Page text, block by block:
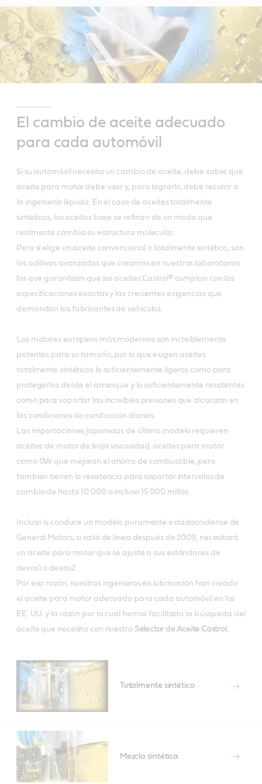
El cambio de aceite adecuado
para cada automóvil
Si su automóvil necesita un cambio de aceite, debe saber qué
aceite para motor debe usar y, para lograrlo, debe recurrir a
la ingeniería líquida. En el caso de aceites totalmente
sintéticos, los aceites base se refinan de un modo que
realmente cambia su estructura molecular.
Pero si elige un aceite convencional o totalmente sintético, son
los aditivos avanzados que creamos en nuestros laboratorios
los que garantizan que los aceites Castrol® cumplan con las
especificaciones exactas y las crecientes exigencias que
demandan los fabricantes de vehículos.
Los motores europeos más modernos son increíblemente
potentes para su tamaño, por lo que exigen aceites
totalmente sintéticos lo suficientemente ligeros como para
protegerlos desde el arranque y lo suficientemente resistentes
como para soportar las increíbles presiones que alcanzan en
las condiciones de conducción diarias.
Las importaciones japonesas de último modelo requieren
aceites de motor de baja viscosidad, aceites para motor
como 0W que mejoran el ahorro de combustible, pero
también tienen la resistencia para soportar intervalos de
cambio de hasta 10 000 o incluso 15 000 millas.
Incluso si conduce un modelo puramente estadounidense de
General Motors, si salió de línea después de 2009, necesitará
un aceite para motor que se ajuste a sus estándares de
dexos1 o dexos2.
Por esa razón, nuestros ingenieros en lubricación han creado
el aceite para motor adecuado para cada automóvil en los
EE. UU. y la razón por la cual hemos facilitado la búsqueda del
aceite que necesita con nuestro Selector de Aceite Castrol.
Totalmente sintético
Mezcla sintética